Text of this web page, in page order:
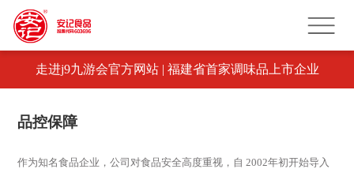
走进j9九游会官方网站 | 福建省首家调味品上市企业
品控保障
作为知名食品企业，公司对食品安全高度重视，自 2002年初开始导入